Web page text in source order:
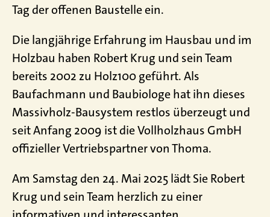
Tag der offenen Baustelle ein.
Die langjährige Erfahrung im Hausbau und im
Holzbau haben Robert Krug und sein Team
bereits 2002 zu Holz100 geführt. Als
Baufachmann und Baubiologe hat ihn dieses
Massivholz-Bausystem restlos überzeugt und
seit Anfang 2009 ist die Vollholzhaus GmbH
offizieller Vertriebspartner von Thoma.
Am Samstag den 24. Mai 2025 lädt Sie Robert
Krug und sein Team herzlich zu einer